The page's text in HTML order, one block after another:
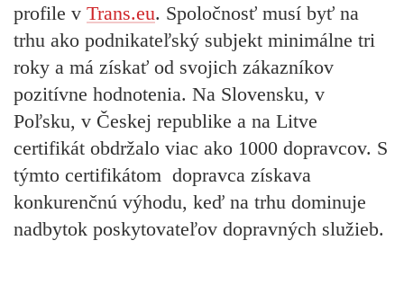
profile v Trans.eu. Spoločnosť musí byť na
trhu ako podnikateľský subjekt minimálne tri
roky a má získať od svojich zákazníkov
pozitívne hodnotenia. Na Slovensku, v
Poľsku, v Českej republike a na Litve
certifikát obdržalo viac ako 1000 dopravcov. S
týmto certifikátom dopravca získava
konkurenčnú výhodu, keď na trhu dominuje
nadbytok poskytovateľov dopravných služieb.